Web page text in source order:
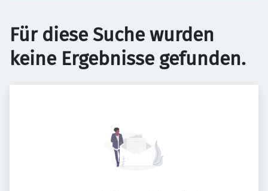
Für diese Suche wurden
keine Ergebnisse gefunden.